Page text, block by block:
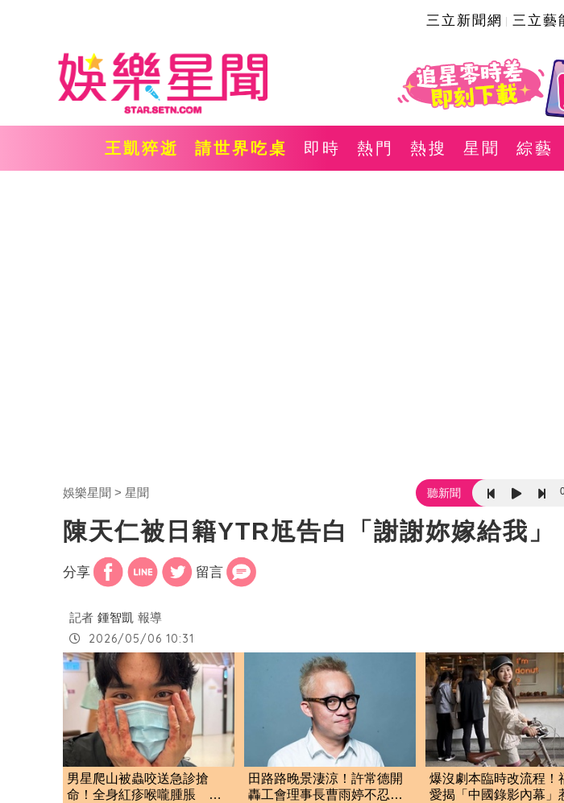
三立新聞網 三立藝
王凱猝逝 請世界吃桌 即時 熱門 熱搜 星聞 綜藝
娛樂星聞 星聞 聽新聞
陳天仁被日籍YTR尪告白「謝謝妳嫁給我
分享 留言
記者 鍾智凱 報導
2026/05/06 10:31
男星爬山被蟲咬送急診搶
命！全身紅疹喉嚨腫脹 說
田路路晚景淒涼！許常德開
轟工會理事長曹雨婷不忍
爆沒劇本臨時改流程！
愛揭「中國錄影內幕」